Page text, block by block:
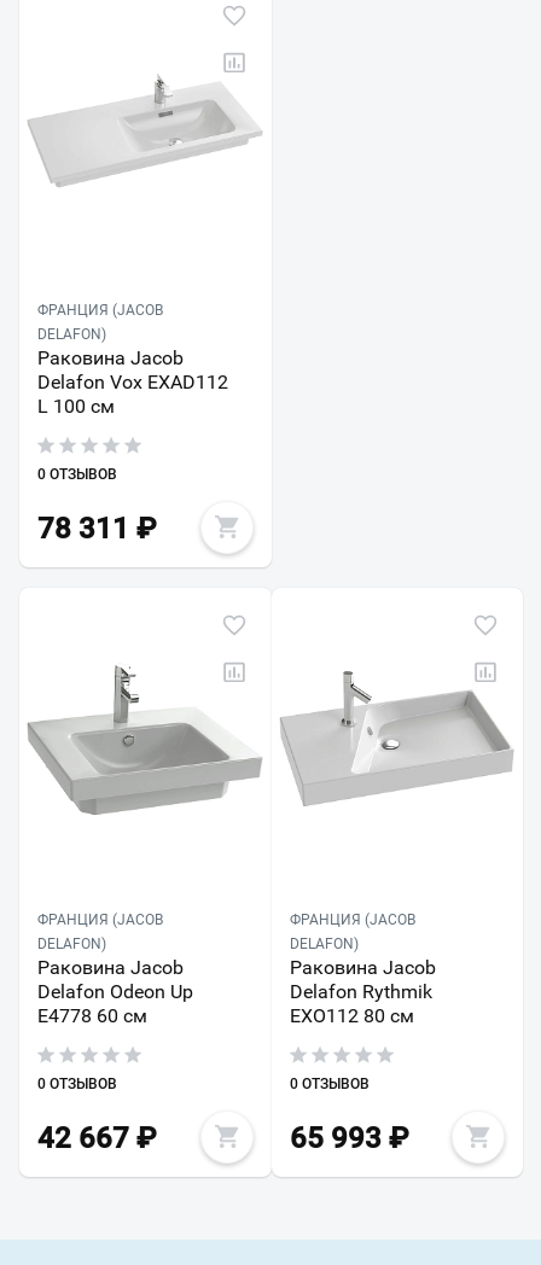
ФРАНЦИЯ (JACOB
DELAFON)
Раковина Jacob
Delafon Vox EXAD112
L 100 см
0 ОТЗЫВОВ
78 311 ₽
ФРАНЦИЯ (JACOB
DELAFON)
Раковина Jacob
Delafon Odeon Up
E4778 60 см
0 ОТЗЫВОВ
42 667 ₽
ФРАНЦИЯ (JACOB
DELAFON)
Раковина Jacob
Delafon Rythmik
EXO112 80 см
0 ОТЗЫВОВ
65 993₽